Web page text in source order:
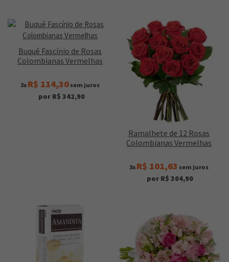
Buquê Fascínio de Rosas
Colombianas Vermelhas
3x R$ 114,30 sem juros
por R$ 342,90
Ramalhete de 12 Rosas
Colombianas Vermelhas
3x R$ 101,63 sem juros
por R$ 304,90